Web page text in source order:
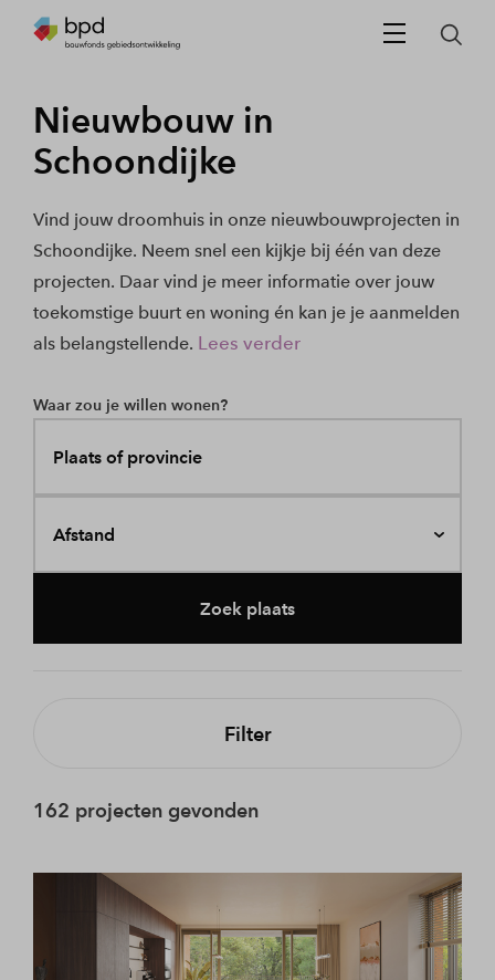
Nieuwbouw in
Schoondijke
Vind jouw droomhuis in onze nieuwbouwprojecten in
Schoondijke. Neem snel een kijkje bij één van deze
projecten. Daar vind je meer informatie over jouw
toekomstige buurt en woning én kan je je aanmelden
als belangstellende. Lees verder
Waar zou je willen wonen?
Plaats of provincie
Afstand
Zoek plaats
Filter
162 projecten gevonden